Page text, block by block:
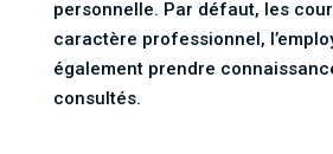
personnelle. Par défaut, les
caractère professionnel,
également prendre
consultés.